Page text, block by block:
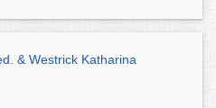
& Westrick Katharina